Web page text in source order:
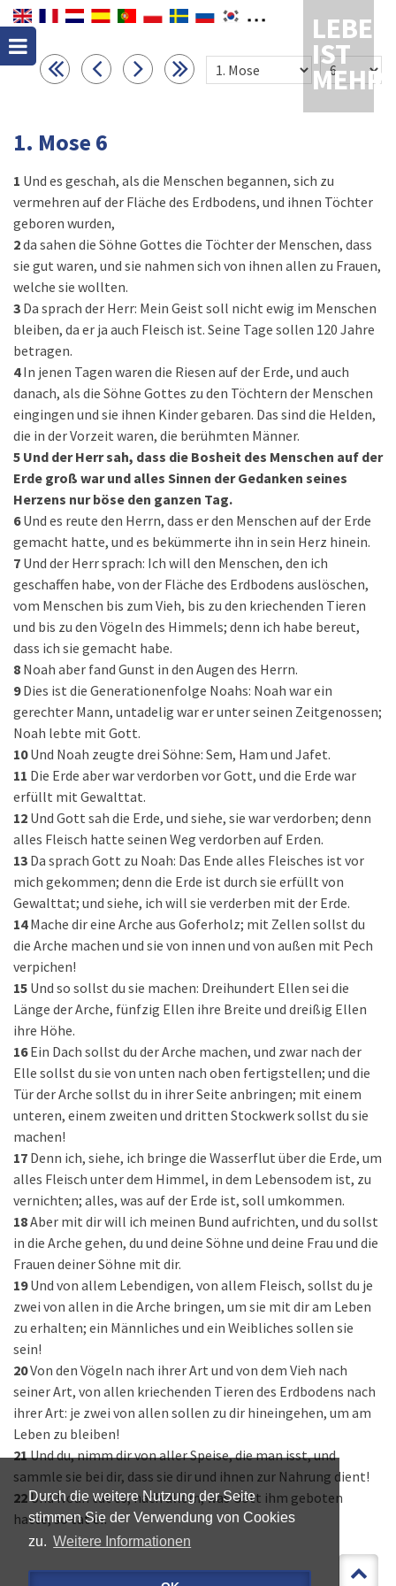
Durch die weitere Nutzung der Seite
stimmen Sie der Verwendung von Cookies
zu. Weitere Informationen
LEBEN
IST
MEHR
1. Mose 6
1 Und es geschah, als die Menschen begannen, sich zu
vermehren auf der Fläche des Erdbodens, und ihnen Töchter
geboren wurden,
2da sahen die Söhne Gottes die Töchter der Menschen, dass
sie gut waren, und sie nahmen sich von ihnen allen zu Frauen,
welche sie wollten.
3 Da sprach der Herr: Mein Geist soll nicht ewig im Menschen
bleiben, da er ja auch Fleisch ist. Seine Tage sollen 120 Jahre
betragen.
4 In jenen Tagen waren die Riesen auf der Erde, und auch
danach, als die Söhne Gottes zu den Töchtern der Menschen
eingingen und sie ihnen Kinder gebaren. Das sind die Helden,
die in der Vorzeit waren, die berühmten Männer.
5 Und der Herr sah, dass die Bosheit des Menschen auf der
Erde groß war und alles Sinnen der Gedanken seines
Herzens nur böse den ganzen Tag.
6 Und es reute den Herrn, dass er den Menschen auf der Erde
gemacht hatte, und es bekümmerte ihn in sein Herz hinein.
7 Und der Herr sprach: Ich will den Menschen, den ich
geschaffen habe, von der Fläche des Erdbodens auslöschen,
vom Menschen bis zum Vieh, bis zu den kriechenden Tieren
und bis zu den Vögeln des Himmels; denn ich habe bereut,
dass ich sie gemacht habe.
8 Noah aber fand Gunst in den Augen des Herrn.
9 Dies ist die Generationenfolge Noahs: Noah war ein
gerechter Mann, untadelig war er unter seinen Zeitgenossen;
Noah lebte mit Gott.
10 Und Noah zeugte drei Söhne: Sem, Ham und Jafet.
11 Die Erde aber war verdorben vor Gott, und die Erde war
erfüllt mit Gewalttat.
12 Und Gott sah die Erde, und siehe, sie war verdorben; denn
alles Fleisch hatte seinen Weg verdorben auf Erden.
13 Da sprach Gott zu Noah: Das Ende alles Fleisches ist vor
mich gekommen; denn die Erde ist durch sie erfüllt von
Gewalttat; und siehe, ich will sie verderben mit der Erde.
14 Mache dir eine Arche aus Goferholz; mit Zellen sollst du
die Arche machen und sie von innen und von außen mit Pech
verpichen!
15 Und so sollst du sie machen: Dreihundert Ellen sei die
Länge der Arche, fünfzig Ellen ihre Breite und dreißig Ellen
ihre Höhe.
16 Ein Dach sollst du der Arche machen, und zwar nach der
Elle sollst du sie von unten nach oben fertigstellen; und die
Tür der Arche sollst du in ihrer Seite anbringen; mit einem
unteren, einem zweiten und dritten Stockwerk sollst du sie
machen!
17 Denn ich, siehe, ich bringe die Wasserflut über die Erde, um
alles Fleisch unter dem Himmel, in dem Lebensodem ist, zu
vernichten; alles, was auf der Erde ist, soll umkommen.
18Aber mit dir will ich meinen Bund aufrichten, und du sollst
in die Arche gehen, du und deine Söhne und deine Frau und die
Frauen deiner Söhne mit dir.
19 Und von allem Lebendigen, von allem Fleisch, sollst du je
zwei von allen in die Arche bringen, um sie mit dir am Leben
zu erhalten; ein Männliches und ein Weibliches sollen sie
sein!
20Von den Vögeln nach ihrer Art und von dem Vieh nach
seiner Art, von allen kriechenden Tieren des Erdbodens nach
ihrer Art: je zwei von allen sollen zu dir hineingehen, um am
Leben zu bleiben!
21Und du, nimm dir von aller Speise, die man isst, und
sammle sie bei dir, dass sie dir und ihnen zur Nahrung dient!
22Und Noah tat es; nach allem, was Gott ihm geboten
hatte, so tat er.